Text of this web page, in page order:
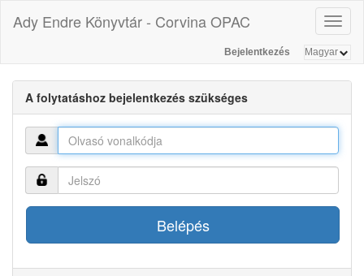
Ady Endre Könyvtár - Corvina OPAC
Bejelentkezés
A folytatáshoz bejelentkezés szükséges